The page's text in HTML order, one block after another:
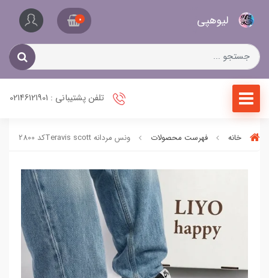
لیو‌هپی 0
تلفن پشتیبانی : 02146121901
خانه فهرست محصولات ونس مردانه Teravis scottکد 2800